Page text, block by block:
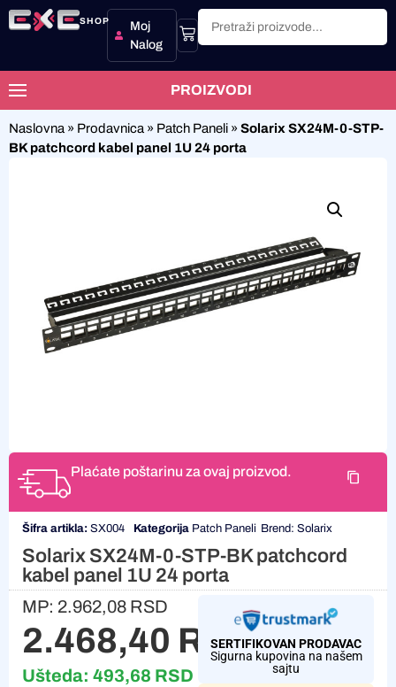
SHOP
Moj
Nalog
PROIZVODI
Naslovna » Prodavnica » Patch Paneli » Solarix SX24M-0-STP-
BK patchcord kabel panel 1U 24 porta
Plaćate poštarinu za ovaj proizvod.
Šifra artikla: SX004 Kategorija Patch Paneli Brend: Solarix
Solarix SX24M-0-STP-BK patchcord
kabel panel 1U 24 porta
MP: 2.962,08 RSD
2.468,40 RSD
Ušteda: 493,68 RSD
SERTIFIKOVAN PRODAVAC
Sigurna kupovina na našem
sajtu